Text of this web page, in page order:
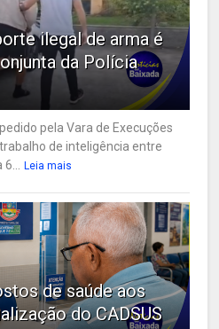
ilegal de arma é
da Polícia
pela Vara de Execuções
de inteligência entre
Leia mais
de saúde aos
do CADSUS